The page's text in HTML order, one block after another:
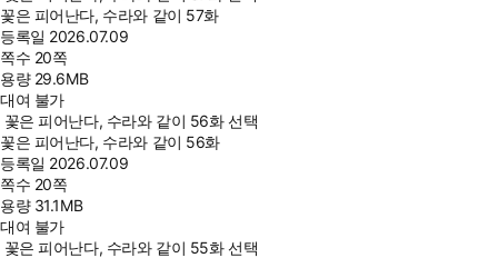
꽃은 피어난다, 수라와 같이 57화
등록일 2026.07.09
쪽수 20쪽
용량 29.6MB
대여 불가
꽃은 피어난다, 수라와 같이 56화 선택
꽃은 피어난다, 수라와 같이 56화
등록일 2026.07.09
쪽수 20쪽
용량 31.1MB
대여 불가
꽃은 피어난다, 수라와 같이 55화 선택